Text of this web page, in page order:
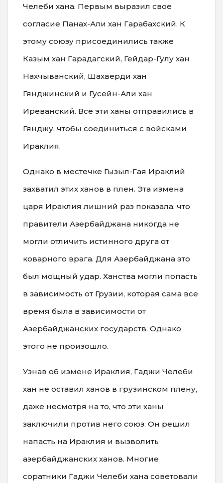
Челеби хана. Первым выразил свое
согласие Панах-Али хан Гарабахский. К
этому союзу присоединились также
Казым хан Гарадагский, Гейдар-Гулу хан
Нахчыванский, Шахверди хан
Гянджинский и Гусейн-Али хан
Иреванский. Все эти ханы отправились в
Гянджу, чтобы соединиться с войсками
Ираклия.
Однако в местечке Гызыл-Гая Ираклий
захватил этих ханов в плен. Эта измена
царя Ираклия лишний раз показала, что
правители Азербайджана никогда не
могли отличить истинного друга от
коварного врага. Для Азербайджана это
был мощный удар. Ханства могли попасть
в зависимость от Грузии, которая сама все
время была в зависимости от
Азербайджанских государств. Однако
этого не произошло.
Узнав об измене Ираклия, Гаджи Челеби
хан не оставил ханов в грузинском плену,
даже несмотря на то, что эти ханы
заключили против него союз. Он решил
напасть на Ираклия и вызволить
азербайджанских ханов. Многие
соратники Гаджи Челеби хана советовали